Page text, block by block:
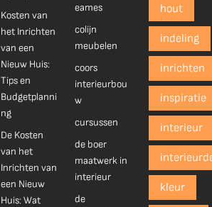
Kosten van
het Inrichten
van een
Nieuw Huis:
Tips en
Budgetplanni
ng
De Kosten
van het
Inrichten van
een Nieuw
Huis: Wat
eames
colijn
meubelen
coors
interieurbou
w
cursussen
de boer
maatwerk in
interieur
de
hout
indeling
inrichten
inspiratie
interieur
kleur